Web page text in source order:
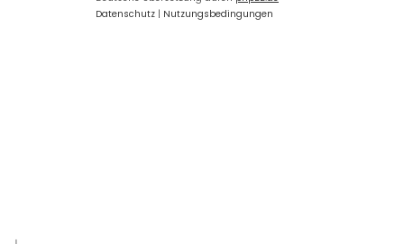
Datenschutz | Nutzungsbedingungen